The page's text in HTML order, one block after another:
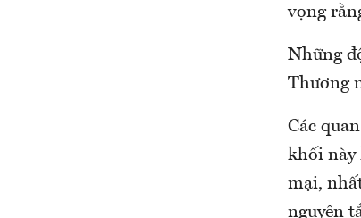
vọng
Những
Thương
Các
khối này
mại,
nguyên